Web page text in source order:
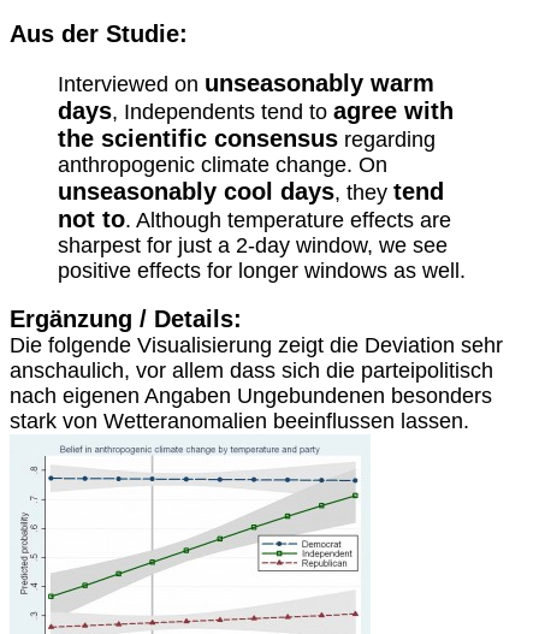
Aus der Studie:
Interviewed on unseasonably warm
days, Independents tend to agree with
the scientific consensus regarding
anthropogenic climate change. On
unseasonably cool days, they tend
not to. Although temperature effects are
sharpest for just a 2-day window, we see
positive effects for longer windows as well.
Ergänzung / Details:
Die folgende Visualisierung zeigt die Deviation sehr
anschaulich, vor allem dass sich die parteipolitisch
nach eigenen Angaben Ungebundenen besonders
stark von Wetteranomalien beeinflussen lassen.